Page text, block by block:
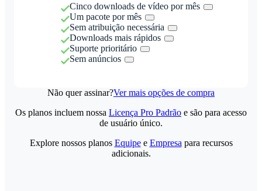
Cinco downloads de vídeo por mês
Um pacote por mês
Sem atribuição necessária
Downloads mais rápidos
Suporte prioritário
Sem anúncios
Não quer assinar?Ver mais opções de compra
Os planos incluem nossa Licença Pro Padrão e são para acesso
de usuário único.
Explore nossos planos Equipee Empresa para recursos
adicionais.